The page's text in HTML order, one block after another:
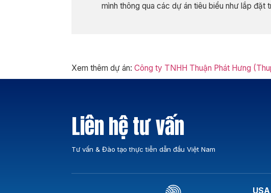
mình thông qua các dự án tiêu biểu như lắp
Xem thêm dự án: Công ty TNHH Thuận Phát Hưng
Liên hệ tư vấn
Tư vấn & Đào tạo thực tiễn dẫn đầu Việt Nam
USA